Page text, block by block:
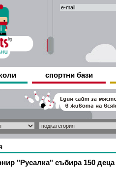
спортни бази
"Русалка" събира 150